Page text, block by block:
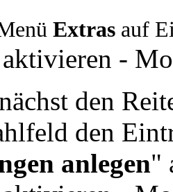
Extras auf
den
den
anlegen"